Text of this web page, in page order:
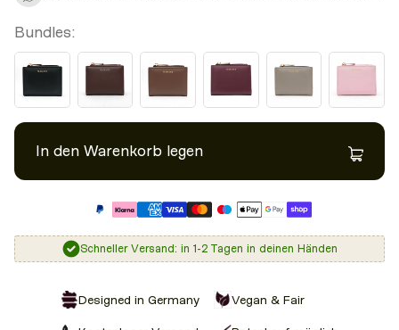
Bundles:
In den Warenkorb legen
Schneller Versand: in 1-2 Tagen in deinen Händen
Designed in Germany Vegan & Fair